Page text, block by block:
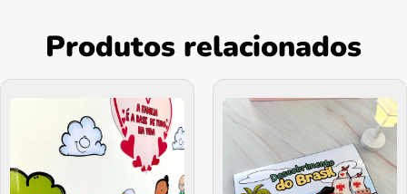
Produtos relacionados